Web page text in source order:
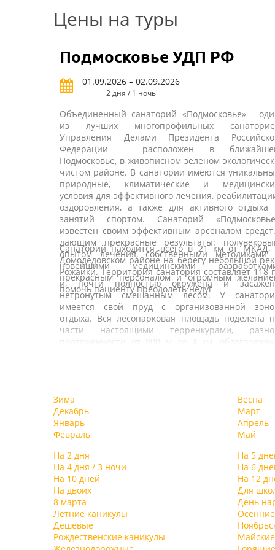
Цены на туры
Подмосковье УДП РФ
01.09.2026 – 02.09.2026
2 дня / 1 ночь
Объединенный санаторий «Подмосковье» -
из лучших многопрофильных
Управления Делами Президента
Федерации - расположен в
Подмосковье, в живописном зеленом
чистом районе. В санатории имеются
природные, климатические и
условия для эффективного лечения,
оздоровления, а также для активного отдыха
занятий спортом. Санаторий
известен своим эффективным арсеналом
дающим прекрасные результаты:
опытом лечения, собственными методиками
новейшими медицинскими
прекрасным персоналом и огромным
помочь пациенту преодолеть недуг
Санаторий находится всего в 21 км от МКАД,
Домодедовском районе на берегу небольшой
Рожайки. Территория санатория составляет 118
и, почти полностью окружена и
нетронутым смешанным лесом. У
имеется свой пруд с организованной
отдыха. Вся лесопарковая площадь поделена
части настоящими терренкурами,
протяженности от 800 м до 4 км, облагорожена
собственная скважина с минеральной водой,
схожей по своим качествам и составу с водой
Мертвого моря.
Первый 7-этажный корпус, постройки 1976 г.,
рассчитан на 300 человек. Корпус «люкс» – 2-
этажное здание в классическом стиле дворцовой
усадьбы ХIХ века. Просторные холлы, зимние сады,
оригинальные картинные галереи,
комфортабельные номера со всеми
располагают к приятному отдыху и
восстановлению сил и здоровья. Для
уединенного и спокойного отдыха
комфортабельные коттеджи,
отдельно, в лесу.
Для отдыхающих санатория организовано
разовое питание: в большом корпусе по
«шведского стола», в маленьком корпусе –
Зима
Декабрь
Январь
Февраль
Весна
Март
Апрель
Май
На 2 дня На 5
На 4 дня / 3 ночи
На 6
На 10 дней
На 12
На двоих
Для
8 марта
День
Летние каникулы
Дешевые
Рождественские каникулы